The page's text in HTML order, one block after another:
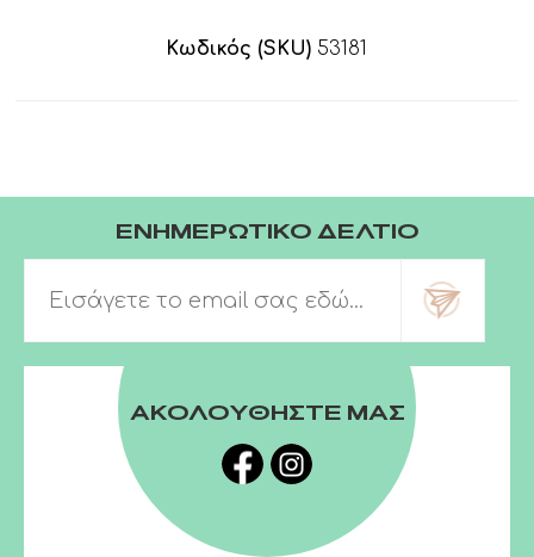
Κωδικός (SKU) 53181
ΕΝΗΜΕΡΩΤΙΚΟ ΔΕΛΤΙΟ
ΑΚΟΛΟΥΘΗΣΤΕ ΜΑΣ